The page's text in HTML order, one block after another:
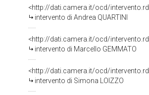
<http://dati.camera.it/ocd/
intervento di Andrea QUARTINI
<http://dati.camera.it/ocd/
intervento di Marcello GEMMATO
<http://dati.camera.it/ocd/
intervento di Simona LOIZZO